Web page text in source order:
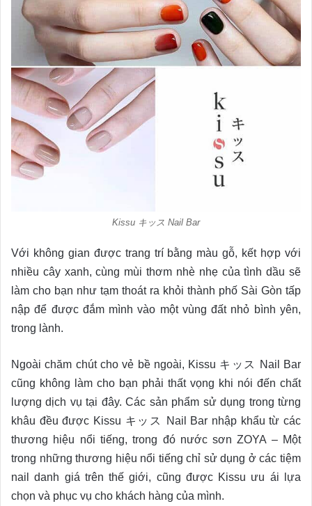
Kissu キッス Nail Bar
Với không gian được trang trí bằng màu gỗ, kết hợp với
nhiều cây xanh, cùng mùi thơm nhè nhẹ của tình dầu sẽ
làm cho bạn như tạm thoát ra khỏi thành phố Sài Gòn tấp
nập để được đắm mình vào một vùng đất nhỏ bình yên,
trong lành.
Ngoài chăm chút cho vẻ bề ngoài, Kissu キッス Nail Bar
cũng không làm cho bạn phải thất vọng khi nói đến chất
lượng dịch vụ tại đây. Các sản phẩm sử dụng trong từng
khâu đều được Kissu キッス Nail Bar nhập khẩu từ các
thương hiệu nổi tiếng, trong đó nước sơn ZOYA – Một
trong những thương hiệu nổi tiếng chỉ sử dụng ở các tiệm
nail danh giá trên thế giới, cũng được Kissu ưu ái lựa
chọn và phục vụ cho khách hàng của mình.